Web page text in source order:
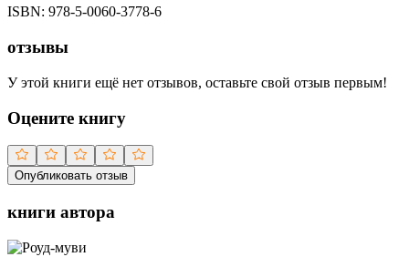
ISBN: 978-5-0060-3778-6
отзывы
У этой книги ещё нет отзывов, оставьте свой отзыв первым!
Оцените книгу
Опубликовать отзыв
книги автора